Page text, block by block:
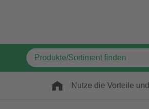
Nutze die Vorteile und